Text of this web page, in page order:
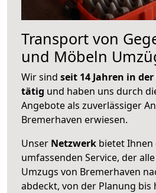
Transport von
und Möbeln
Wir sind seit 14 Jahren in
tätig und haben uns durch
Angebote als zuverlässiger
Bremerhaven erwiesen.
Unser Netzwerk bietet Ihnen
umfassenden Service, der
Umzugs von Bremerhaven
abdeckt, von der Planung bis